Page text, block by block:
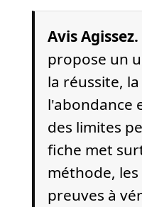
Avis Agissez.
propose un
la réussite,
l'abondance
des limites
fiche met
méthode,
preuves à